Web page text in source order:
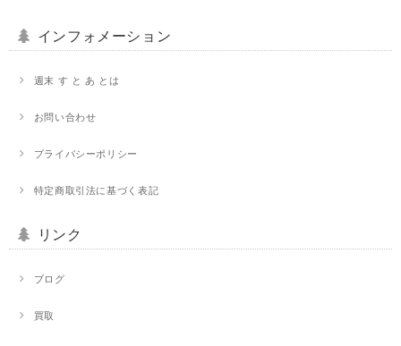
インフォメーション
週末 す と あ とは
お問い合わせ
プライバシーポリシー
特定商取引法に基づく表記
リンク
ブログ
買取